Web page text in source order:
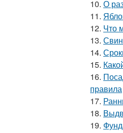
10. О
11.
12. Что
13.
14.
15.
16.
правила
17.
18.
19.